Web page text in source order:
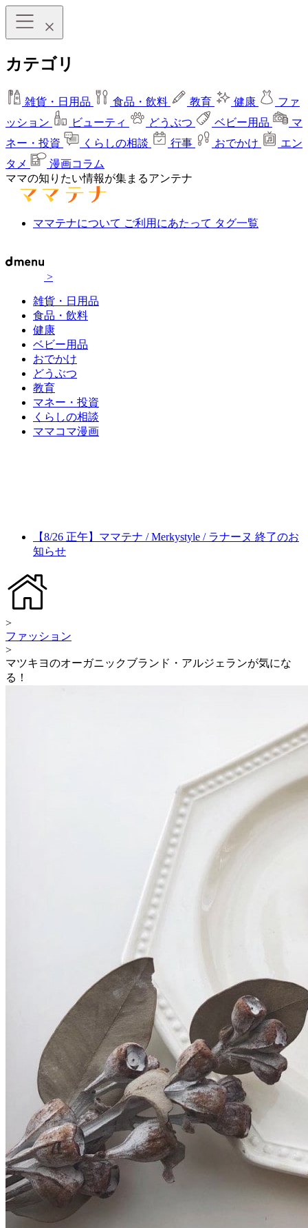
カテゴリ
雑貨・日用品 食品・飲料 教育 健康
ファ
ッション
ビューティ どうぶつ ベビー用品
マ
ネー・投資
くらしの相談 行事 おでかけ
エン
タメ
漫画コラム
ママの知りたい情報が集まるアンテナ
ママテナについて ご利用にあたって タグ一覧
>
雑貨・日用品
食品・飲料
健康
ベビー用品
おでかけ
どうぶつ
教育
マネー・投資
くらしの相談
ママコマ漫画
【8/26 正午】ママテナ / Merkystyle / ラナーヌ 終了のお
知らせ
>
ファッション
>
マツキヨのオーガニックブランド・アルジェランが気にな
る！